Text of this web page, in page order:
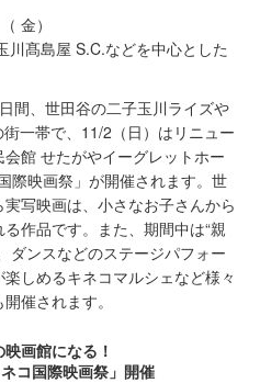
金）
川髙島屋 S.C.などを中⼼とした
間、世田谷の二⼦⽟川ライズや
⼀帯で、11/2（日）はリニュー
館 せたがやイーグレットホー
際映画祭」が開催されます。世
写映画は、小さなお子さんから
作品です。また、期間中は“親
ダンスなどのステージパフォー
しめるキネコマルシェなど様々
催されます。
画館になる！
コ国際映画祭」開催